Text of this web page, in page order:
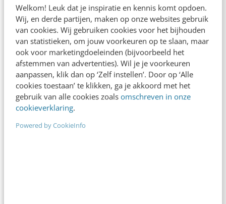
Welkom! Leuk dat je inspiratie en kennis komt opdoen.
Wij, en derde partijen, maken op onze websites gebruik
van cookies. Wij gebruiken cookies voor het bijhouden
van statistieken, om jouw voorkeuren op te slaan, maar
ook voor marketingdoeleinden (bijvoorbeeld het
afstemmen van advertenties). Wil je je voorkeuren
aanpassen, klik dan op ‘Zelf instellen’. Door op ‘Alle
cookies toestaan’ te klikken, ga je akkoord met het
gebruik van alle cookies zoals omschreven in onze
cookieverklaring.
Powered by CookieInfo
stonden we stil bij de activiteiten die in 60
seconden worden verricht op het…
Bianca van de Ketterij· 15 jaar geleden